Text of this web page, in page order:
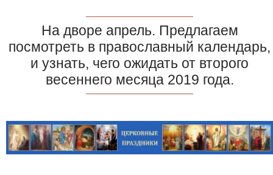
На дворе апрель. Предлагаем
посмотреть в православный календарь,
и узнать, чего ожидать от второго
весеннего месяца 2019 года.